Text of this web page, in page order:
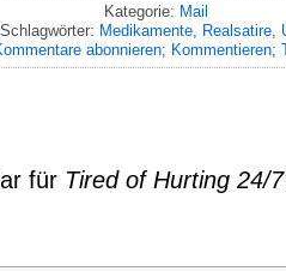
Kategorie: Mail
Schlagwörter: Medikamente Realsatire
abonnieren; Kommentieren;
für Tired of Hurting 24/